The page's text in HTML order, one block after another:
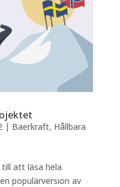
| Baerkraft, Hållbara
att läsa hela
populärversion av